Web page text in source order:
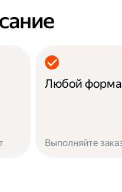
Любой
Выполняйте